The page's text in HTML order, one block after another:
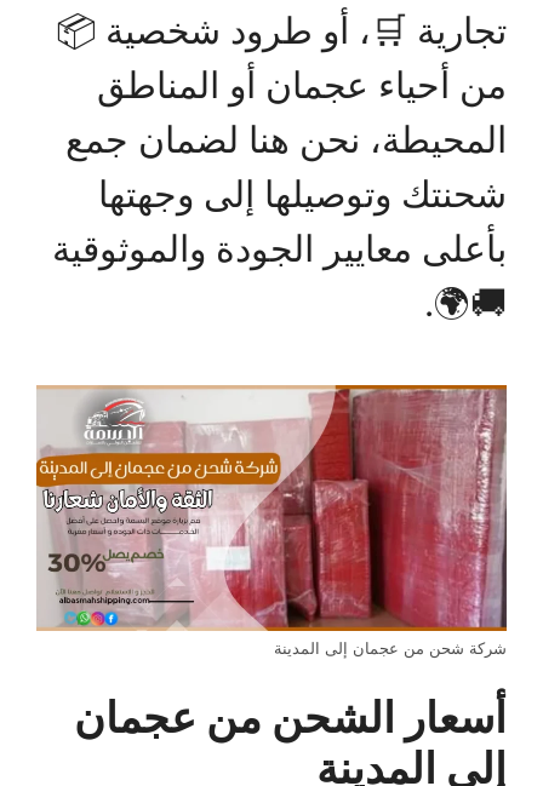
تجارية 🛒، أو طرود شخصية 📦
من أحياء عجمان أو المناطق
المحيطة، نحن هنا لضمان جمع
شحنتك وتوصيلها إلى وجهتها
بأعلى معايير الجودة والموثوقية
🚚🌍.
شركة شحن من عجمان إلى المدينة
أسعار الشحن من عجمان
إلى المدينة